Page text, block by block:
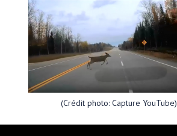
(Crédit photo: Capture YouTube)